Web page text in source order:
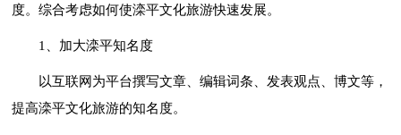
度。综合考虑如何使滦平文化旅游快速发展。
1、加大滦平知名度
以互联网为平台撰写文章、编辑词条、发表观点、博文等，
提高滦平文化旅游的知名度。